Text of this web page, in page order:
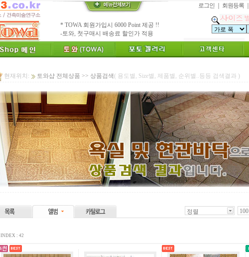
수수료 전액면제 (아트타일 황토타일 타와샵)
[안내] 신용카드 결제 무이자 할부 행사
* Since : 1987 ~ 신기술 벤쳐기업(TOWA)
- 특허,의장,상표권 황토타일 성적서 제공
[공지]카탈로그,토와샘플 무료신청하세요.
인테리어타일, 기능성 황토타일 조습 벽장재
숨쉬는 조습 벽장재 토와를 아세요?
* TOWA 가상시공 견적,주문 프로그램!!
- 토와 배치 디자인용 시뮬레이션 제공
* TOWA 회원가입시 6000 Point 제공 !!
-토와, 첫구매시 배송료 할인가 적용
로그인 ｜ 회원등록 ｜
현재위치: 토와샵 전체상품 >> 상품검색 ( 용도별, Size별, 제품별, 순위별..등등 검색결과 )
100
정렬
INDEX : 42